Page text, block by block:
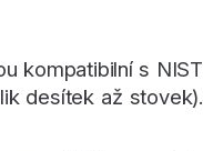
kompatibilní s NIST
desítek až stovek).